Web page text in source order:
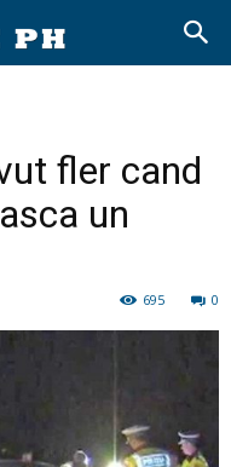
fler cand
un
0
695